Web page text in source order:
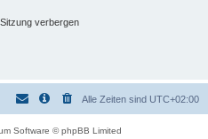
verbergen
Alle Zeiten sind UTC+02:00
Software © phpBB Limited